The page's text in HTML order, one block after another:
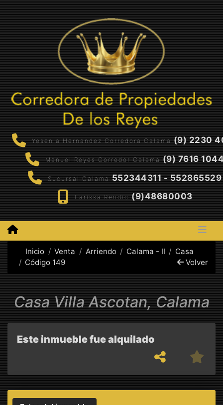
Yesenia Hernandez Corredora Calama (9) 2230
Manuel Reyes Corredor Calama (9) 7616
Sucursal Calama 552344311 - 552865529
Larissa Rendic (9)48680003
Inicio Venta Arriendo Calama - II
Casa
Código 149
Volver
Casa Villa Ascotan, Calama
Este inmueble fue alquilado